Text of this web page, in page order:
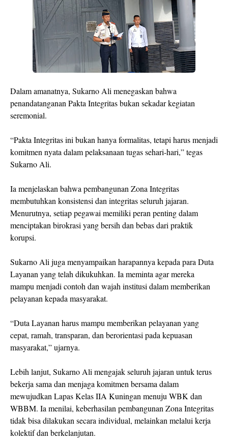
Dalam amanatnya, Sukarno Ali menegaskan bahwa
penandatanganan Pakta Integritas bukan sekadar kegiatan
seremonial.
“Pakta Integritas ini bukan hanya formalitas, tetapi harus menjadi
komitmen nyata dalam pelaksanaan tugas sehari-hari,” tegas
Sukarno Ali.
Ia menjelaskan bahwa pembangunan Zona Integritas
membutuhkan konsistensi dan integritas seluruh jajaran.
Menurutnya, setiap pegawai memiliki peran penting dalam
menciptakan birokrasi yang bersih dan bebas dari praktik
korupsi.
Sukarno Ali juga menyampaikan harapannya kepada para Duta
Layanan yang telah dikukuhkan. Ia meminta agar mereka
mampu menjadi contoh dan wajah institusi dalam memberikan
pelayanan kepada masyarakat.
“Duta Layanan harus mampu memberikan pelayanan yang
cepat, ramah, transparan, dan berorientasi pada kepuasan
masyarakat,” ujarnya.
Lebih lanjut, Sukarno Ali mengajak seluruh jajaran untuk terus
bekerja sama dan menjaga komitmen bersama dalam
mewujudkan Lapas Kelas IIA Kuningan menuju WBK dan
WBBM. Ia menilai, keberhasilan pembangunan Zona Integritas
tidak bisa dilakukan secara individual, melainkan melalui kerja
kolektif dan berkelanjutan.